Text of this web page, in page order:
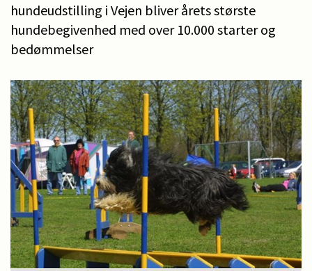
hundeudstilling i Vejen bliver årets største
hundebegivenhed med over 10.000 starter og
bedømmelser